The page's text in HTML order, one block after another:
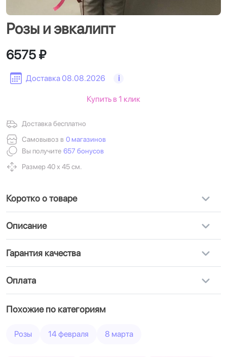
Розы и эвкалипт
Доставка 08.08.2026 i
6575 ₽
Доставка бесплатно
Самовывоз в 0 магазинов
Вы получите 657 бонусов
Размер 40 х 45 см.
Купить в 1 клик
Коротко о товаре
Описание
Гарантия качества
Оплата
Похожие по категориям
Розы 14 февраля 8 марта